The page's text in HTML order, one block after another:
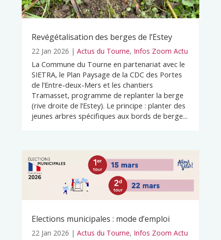
Revégétalisation des berges de l’Estey
22 Jan 2026 | Actus du Tourne, Infos Zoom Actu
La Commune du Tourne en partenariat avec le
SIETRA, le Plan Paysage de la CDC des Portes
de l’Entre-deux-Mers et les chantiers
Tramasset, programme de replanter la berge
(rive droite de l’Estey). Le principe : planter des
jeunes arbres spécifiques aux bords de berge...
Elections municipales : mode d’emploi
22 Jan 2026 | Actus du Tourne, Infos Zoom Actu